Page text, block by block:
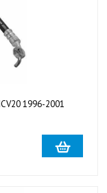
1996-2001